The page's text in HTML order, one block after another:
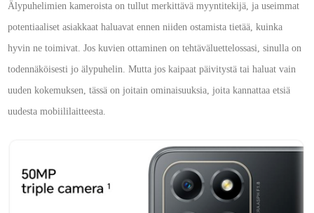
Älypuhelimien kameroista on tullut merkittävä myyntitekijä, ja useimmat
potentiaaliset asiakkaat haluavat ennen niiden ostamista tietää, kuinka
hyvin ne toimivat. Jos kuvien ottaminen on tehtäväluettelossasi, sinulla on
todennäköisesti jo älypuhelin. Mutta jos kaipaat päivitystä tai haluat vain
uuden kokemuksen, tässä on joitain ominaisuuksia, joita kannattaa etsiä
uudesta mobiililaitteesta.